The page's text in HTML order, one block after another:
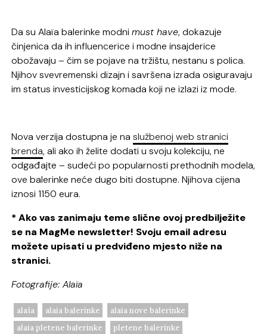
Da su Alaïa balerinke modnimust have, dokazuje
činjenica da ih influencerice i modne insajderice
obožavaju – čim se pojave na tržištu, nestanu s polica.
Njihov svevremenski dizajn i savršena izrada osiguravaju
im status investicijskog komada koji ne izlazi iz mode.
Nova verzija dostupna je naslužbenoj web stranici
brenda, ali ako ih želite dodati u svoju kolekciju, ne
odgađajte – sudeći po popularnosti prethodnih modela,
ove balerinke neće dugo biti dostupne. Njihova cijena
iznosi 1150 eura.
* Ako vas zanimaju teme slične ovoj predbilježite
se na MagMe newsletter! Svoju email adresu
možete upisati u predviđeno mjesto niže na
stranici.
Fotografije: Alaïa
alaïa alaia balerinke
alaia nove balerinke
alaia pletene balerinke
pletene balerinke